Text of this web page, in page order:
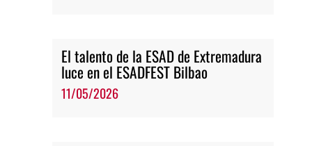
El talento de la ESAD de Extremadura
luce en el ESADFEST Bilbao
11/05/2026